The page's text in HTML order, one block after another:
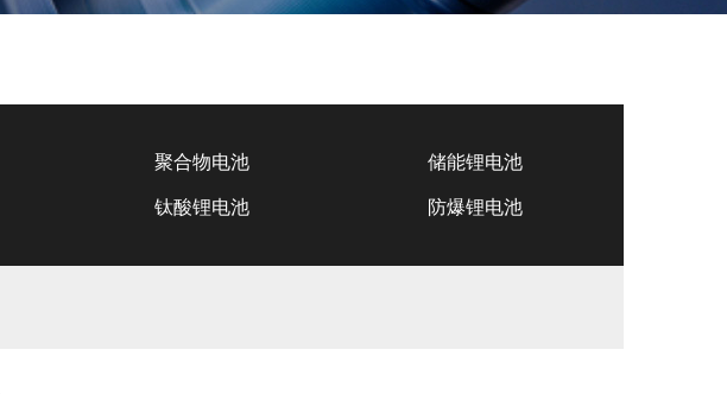
聚合物电池 储能锂电池
钛酸锂电池 防爆锂电池